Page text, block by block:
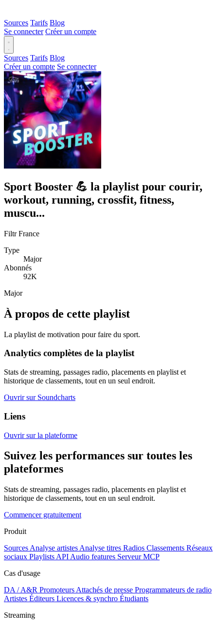
Sources Tarifs Blog
Se connecter Créer un compte
Sources Tarifs Blog
Créer un compte Se connecter
Sport Booster 💪 la playlist pour courir,
workout, running, crossfit, fitness,
muscu...
Filtr France
Type
Major
Abonnés
92K
Major
À propos de cette playlist
La playlist de motivation pour faire du sport.
Analytics complètes de la playlist
Stats de streaming, passages radio, placements en playlist et
historique de classements, tout en un seul endroit.
Ouvrir sur Soundcharts
Liens
Ouvrir sur la plateforme
Suivez les performances sur toutes les
plateformes
Stats de streaming, passages radio, placements en playlist et
historique de classements, tout en un seul endroit.
Commencer gratuitement
Produit
Sources Analyse artistes Analyse titres Radios Classements Réseaux
sociaux Playlists API Audio features Serveur MCP
Cas d'usage
DA / A&R Promoteurs Attachés de presse Programmateurs de radio
Artistes Éditeurs Licences & synchro Étudiants
Streaming